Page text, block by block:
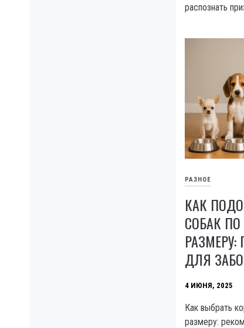
распознать
РАЗНОЕ
КАК
СОБАК ПО
ДЛЯ
4 ИЮНЯ, 2025
Как выбрать
размеру: